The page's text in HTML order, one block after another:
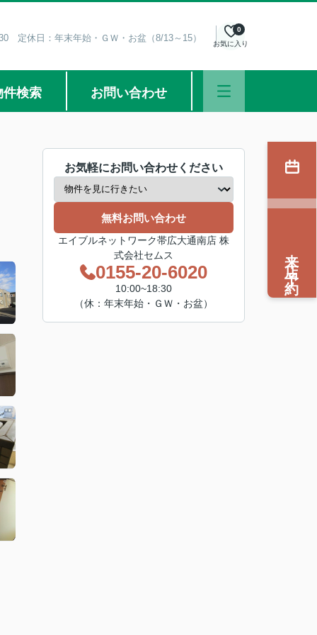
定休日：年末年始・ＧＷ・お盆（8/13～15） お気に入り
0
件検索 お問い合わせ
お気軽にお問い合わせください
無料お問い合わせ
エイブルネットワーク帯広大通南店 株
式会社セムス
0155-20-6020
10:00~18:30
（休：年末年始・ＧＷ・お盆）
来店予約